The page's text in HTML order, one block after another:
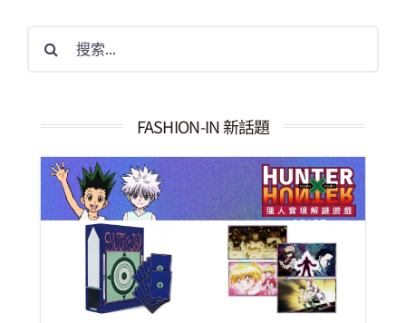
果：
FASHION-IN 新話題